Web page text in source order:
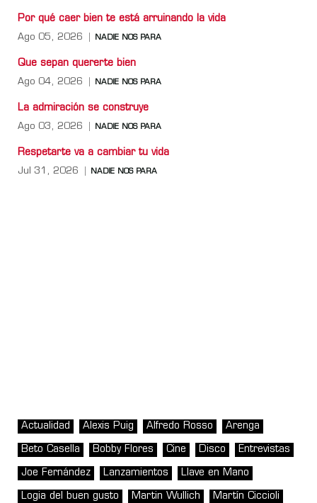
Por qué caer bien te está arruinando la vida
Ago 05, 2026 NADIE NOS PARA
Que sepan quererte bien
Ago 04, 2026 NADIE NOS PARA
La admiración se construye
Ago 03, 2026 NADIE NOS PARA
Respetarte va a cambiar tu vida
Jul 31, 2026 NADIE NOS PARA
Actualidad Alexis Puig Alfredo Rosso Arenga
Beto Casella Bobby Flores Cine Disco Entrevistas
Joe Fernández Lanzamientos Llave en Mano
Logia del buen gusto Martin Wullich Martín Ciccioli